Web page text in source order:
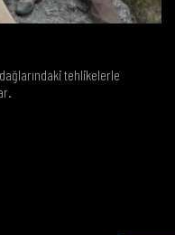
tehlikelerle